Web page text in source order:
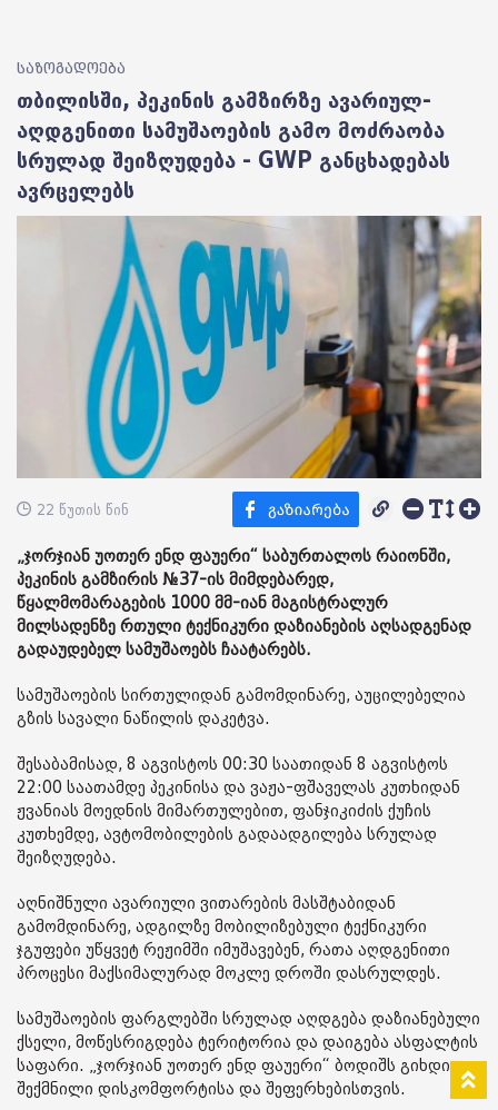
საზოგადოება
თბილისში, პეკინის გამზირზე ავარიულ-
აღდგენითი სამუშაოების გამო მოძრაობა
სრულად შეიზღუდება - GWP განცხადებას
ავრცელებს
22 წუთის წინ
„ჯორჯიან უოთერ ენდ ფაუერი“ საბურთალოს რაიონში,
პეკინის გამზირის №37-ის მიმდებარედ,
წყალმომარაგების 1000 მმ-იან მაგისტრალურ
მილსადენზე რთული ტექნიკური დაზიანების აღსადგენად
გადაუდებელ სამუშაოებს ჩაატარებს.
სამუშაოების სირთულიდან გამომდინარე, აუცილებელია
გზის სავალი ნაწილის დაკეტვა.
შესაბამისად, 8 აგვისტოს 00:30 საათიდან 8 აგვისტოს
22:00 საათამდე პეკინისა და ვაჟა-ფშაველას კუთხიდან
ჟვანიას მოედნის მიმართულებით, ფანჯიკიძის ქუჩის
კუთხემდე, ავტომობილების გადაადგილება სრულად
შეიზღუდება.
აღნიშნული ავარიული ვითარების მასშტაბიდან
გამომდინარე, ადგილზე მობილიზებული ტექნიკური
ჯგუფები უწყვეტ რეჟიმში იმუშავებენ, რათა აღდგენითი
პროცესი მაქსიმალურად მოკლე დროში დასრულდეს.
სამუშაოების ფარგლებში სრულად აღდგება დაზიანებული
ქსელი, მოწესრიგდება ტერიტორია და დაიგება ასფალტის
საფარი. „ჯორჯიან უოთერ ენდ ფაუერი“ ბოდიშს გიხდით
შექმნილი დისკომფორტისა და შეფერხებისთვის.